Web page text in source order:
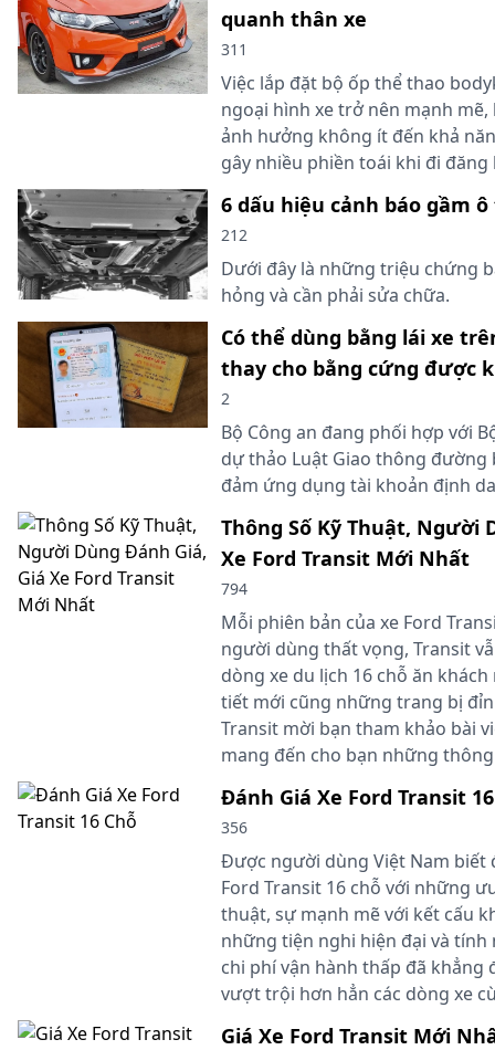
quanh thân xe
311
Việc lắp đặt bộ ốp thể thao
ngoại hình xe trở nên mạnh
ảnh hưởng không ít đến khả
gây nhiều phiền toái khi đi đăng
6 dấu hiệu cảnh báo gầm
212
Dưới đây là những triệu chứng
hỏng và cần phải sửa chữa.
Có thể dùng bằng lái xe
thay cho bằng cứng được
2
Bộ Công an đang phối hợp với
dự thảo Luật Giao thông đường
đảm ứng dụng tài khoản định
Thông Số Kỹ Thuật, Người
Xe Ford Transit Mới Nhất
794
Mỗi phiên bản của xe Ford
người dùng thất vọng, Transit
dòng xe du lịch 16 chỗ ăn
tiết mới cũng những trang bị
Transit mời bạn tham khảo bài
mang đến cho bạn những
Đánh Giá Xe Ford Transit
356
Được người dùng Việt Nam biết
Ford Transit 16 chỗ với những
thuật, sự mạnh mẽ với kết cấu
những tiện nghi hiện đại và tính
chi phí vận hành thấp đã khẳng
vượt trội hơn hẳn các dòng xe
Giá Xe Ford Transit Mới